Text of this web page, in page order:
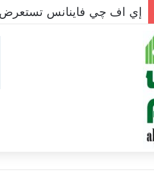
إي اف چي فاينانس تستعرض